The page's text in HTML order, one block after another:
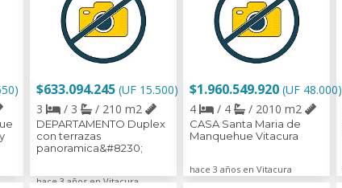
$633.094.245 (UF 15.500)
3
/ 3 / 210 m2
DEPARTAMENTO Duplex
con terrazas
panoramica&#8230;
hace 3 años en Vitacura
$1.960.549.920 (UF 48.000)
4
/ 4 / 2010 m2
CASA Santa Maria de
Manquehue Vitacura
hace 3 años en Vitacura